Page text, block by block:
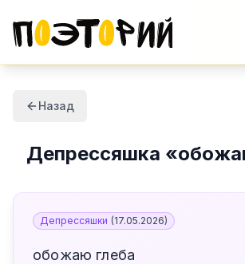
Назад
Депрессяшка «
Депрессяшки (17.05.2026)
обожаю глеба